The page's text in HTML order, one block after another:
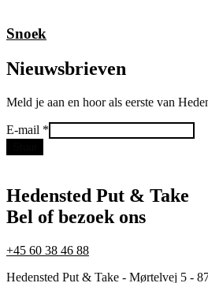
Snoek
Nieuwsbrieven
Meld je aan en hoor als eerste van
E-
mail
E-mail *
Hedensted Put & Take
Bel of bezoek ons
+45 60 38 46 88
Hedensted Put & Take - Mørtelvej 5 -